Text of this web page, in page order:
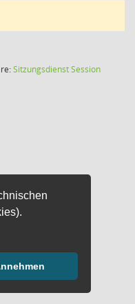
SitzungsdienstSession(Wird in